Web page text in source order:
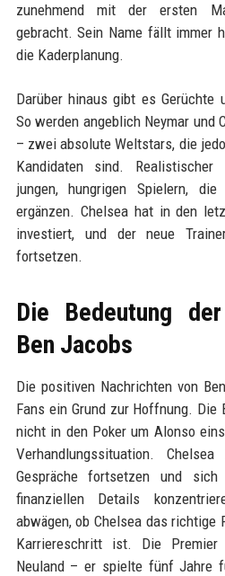
zunehmend mit der ersten
gebracht. Sein Name fällt immer
die Kaderplanung.
Darüber hinaus gibt es Gerüchte
So werden angeblich Neymar und
– zwei absolute Weltstars, die
Kandidaten sind. Realistischer
jungen, hungrigen Spielern,
ergänzen. Chelsea hat in den
investiert, und der neue
fortsetzen.
Die Bedeutung
Ben Jacobs
Die positiven Nachrichten von
Fans ein Grund zur Hoffnung. Die
nicht in den Poker um Alonso
Verhandlungssituation.
Gespräche fortsetzen und
finanziellen Details
abwägen, ob Chelsea das
Karriereschritt ist. Die
Neuland – er spielte fünf Jahre